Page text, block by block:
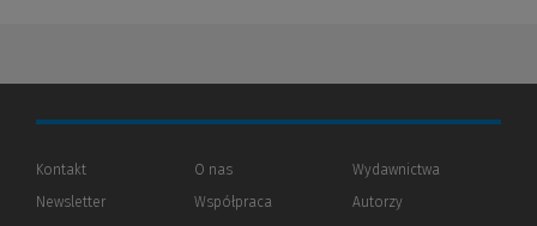
Kontakt
Newsletter
O nas
Współpraca
Wydawnictwa
Autorzy